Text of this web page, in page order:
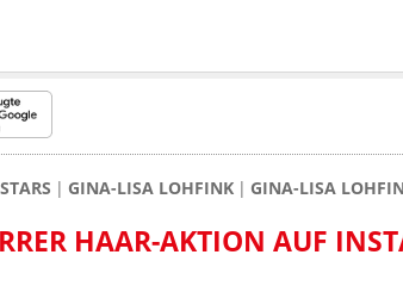
GINA-LISA LOHFINK GINA-LISA
HAAR-AKTION AUF